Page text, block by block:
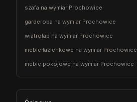
szafa na wymiar Prochowice
garderoba na wymiar Prochowice
wiatrołap na wymiar Prochowice
meble łazienkowe na wymiar Prochowice
meble pokojowe na wymiar Prochowice